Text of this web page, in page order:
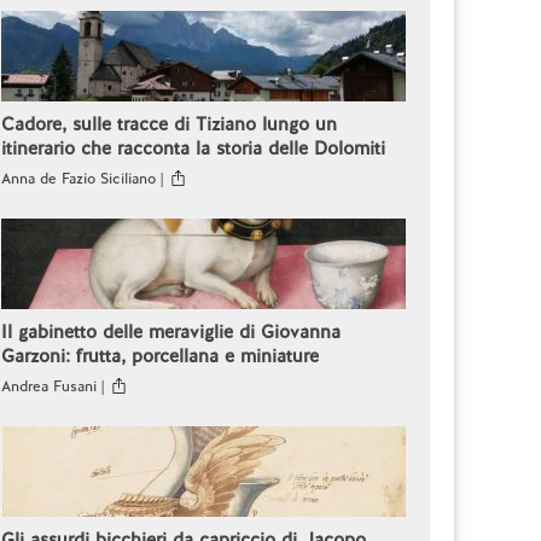
Cadore, sulle tracce di Tiziano lungo un
itinerario che racconta la storia delle Dolomiti
Anna de Fazio Siciliano |
Il gabinetto delle meraviglie di Giovanna
Garzoni: frutta, porcellana e miniature
Andrea Fusani |